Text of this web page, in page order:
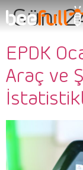
Gün:
EPDK
Araç ve